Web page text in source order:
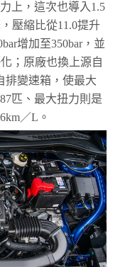
上，這次也導入1.5
壓縮比從11.0提升
增加至350bar，並
；原廠也換上源自
排變速箱，使最大
匹、最大扭力則是
／L。